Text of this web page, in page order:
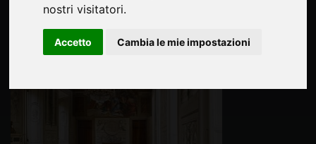
nostri visitatori.
Accetto Cambia le mie impostazioni